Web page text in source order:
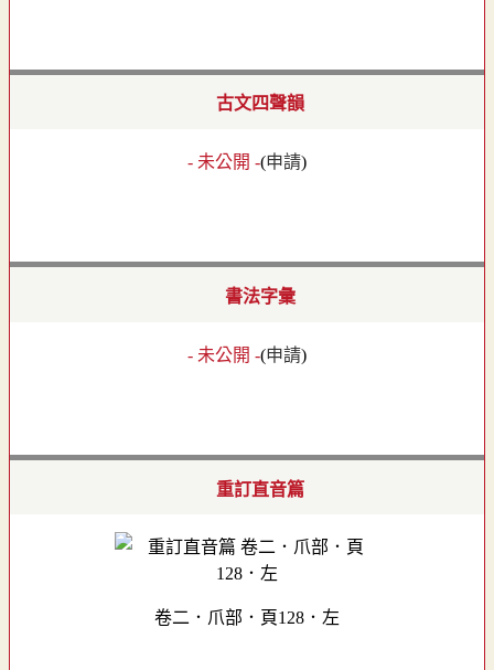
古文四聲韻
- 未公開 -(申請)
書法字彙
- 未公開 -(申請)
重訂直音篇
卷二．爪部．頁128．左